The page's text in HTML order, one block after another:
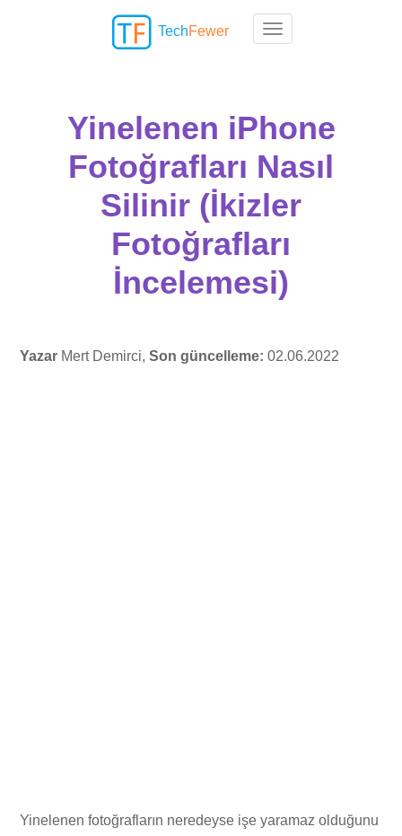
Toggle navigation
TechFewer
Yinelenen iPhone
Fotoğrafları Nasıl
Silinir (İkizler
Fotoğrafları
İncelemesi)
Yazar Mert Demirci,Son güncelleme:02.06.2022
Yinelenen fotoğrafların neredeyse işe yaramaz olduğunu